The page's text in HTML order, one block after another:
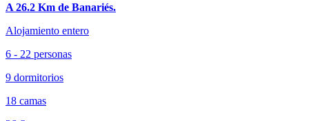
A 26.2 Km de Banariés.
Alojamiento entero
6 - 22 personas
9 dormitorios
18 camas